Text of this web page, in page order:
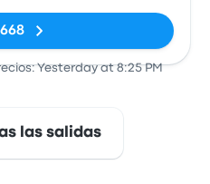
Yesterday at 8:25 PM
las salidas